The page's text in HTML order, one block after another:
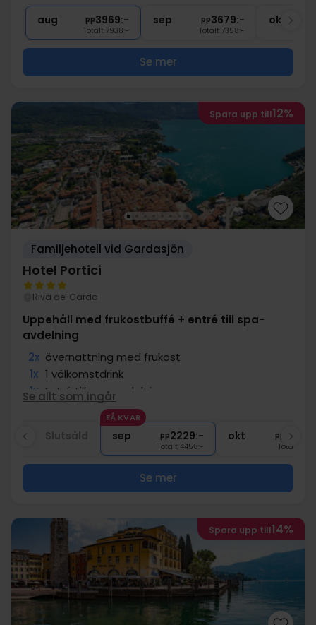
∞ Gratis Wi-Fi
aug pp3969:-
Totalt 7938:-
sep pp3679:-
Totalt 7358:-
okt
Se mer
Spara upp till12%
Familjehotell vid Gardasjön
Hotel Portici
Riva del Garda
Uppehåll med frukostbuffé + entré till spa-
avdelning
2x övernattning med frukost
1x 1 välkomstdrink
1x Entré till spa-avdelning
Gratis cykellån
Gratis parkering
Se allt som ingår
FÅ KVAR
sep pp2229:-
Totalt 4458:-
okt pp
Totalt
Se mer
Spara upp till14%